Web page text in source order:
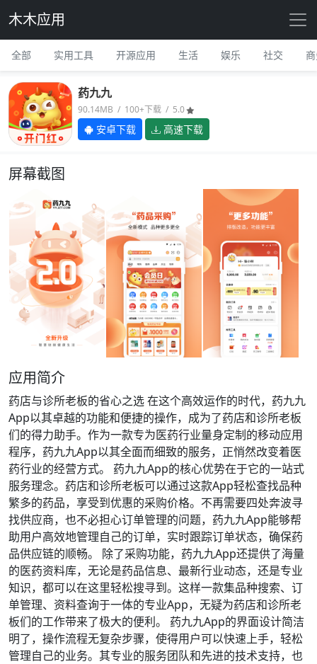
木木应用
全部 实用工具 开源应用 生活 娱乐 社交
药九九
90.14MB / 100+下载 / 5.0
安卓下载 高速下载
屏幕截图
应用简介
药店与诊所老板的省心之选 在这个高效运作的时代，药九九
App以其卓越的功能和便捷的操作，成为了药店和诊所老板
们的得力助手。作为一款专为医药行业量身定制的移动应用
程序，药九九App以其全面而细致的服务，正悄然改变着医
药行业的经营方式。 药九九App的核心优势在于它的一站式
服务理念。药店和诊所老板可以通过这款App轻松查找品种
繁多的药品，享受到优惠的采购价格。不再需要四处奔波寻
找供应商，也不必担心订单管理的问题，药九九App能够帮
助用户高效地管理自己的订单，实时跟踪订单状态，确保药
品供应链的顺畅。 除了采购功能，药九九App还提供了海量
的医药资料库，无论是药品信息、最新行业动态，还是专业
知识，都可以在这里轻松搜寻到。这样一款集品种搜索、订
单管理、资料查询于一体的专业App，无疑为药店和诊所老
板们的工作带来了极大的便利。 药九九App的界面设计简洁
明了，操作流程无复杂步骤，使得用户可以快速上手，轻松
管理自己的业务。其专业的服务团队和先进的技术支持，也